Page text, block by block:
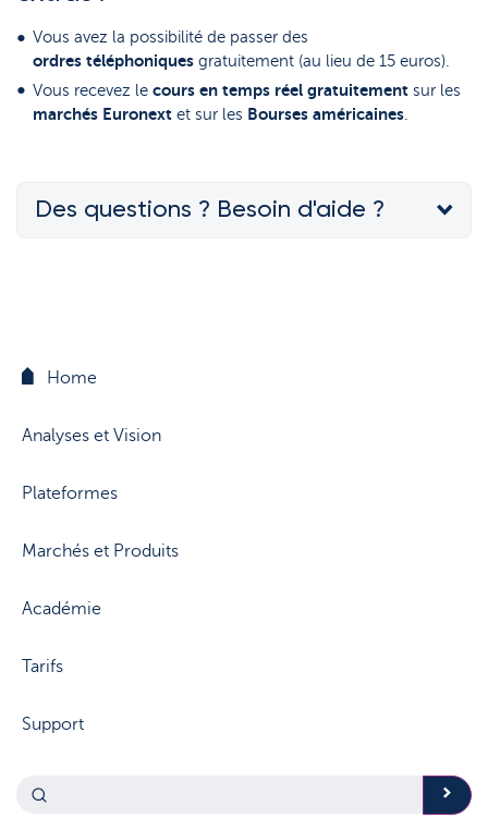
Vous avez la possibilité de passer des
ordres téléphoniques gratuitement (au lieu de 15 euros).
Vous recevez le cours en temps réel gratuitement sur les
marchés Euronext et sur les Bourses américaines.
Des questions ? Besoin d'aide ?
Home
Analyses et Vision
Plateformes
Marchés et Produits
Académie
Tarifs
Support